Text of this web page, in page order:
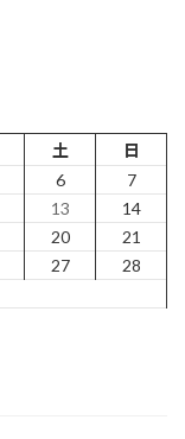
土
日
6
7
13
14
20
21
27
28